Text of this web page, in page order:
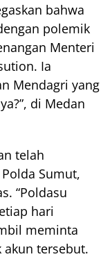
bahwa
polemik
Menteri
Ia
Mendagri yang
di Medan
telah
Sumut,
“Poldasu
hari
meminta
akun tersebut.